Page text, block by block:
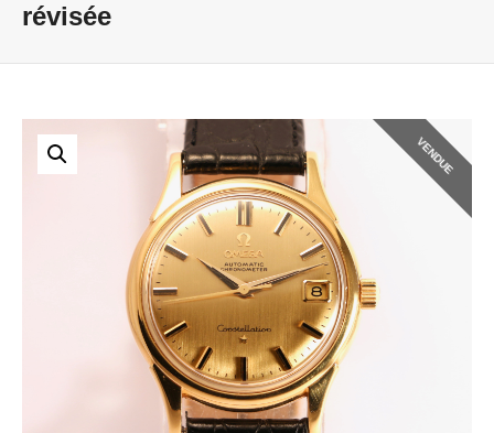
révisée
VENDUE